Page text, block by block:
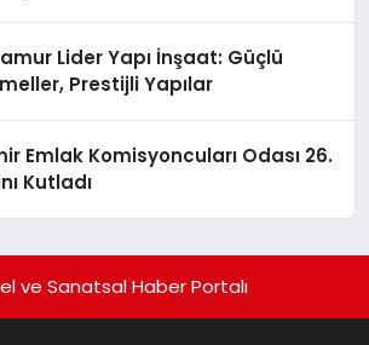
Lider Yapı İnşaat: Güçlü
Prestijli Yapılar
Emlak Komisyoncuları Odası 26.
Kutladı
ve Sanatsal Haber Portalı